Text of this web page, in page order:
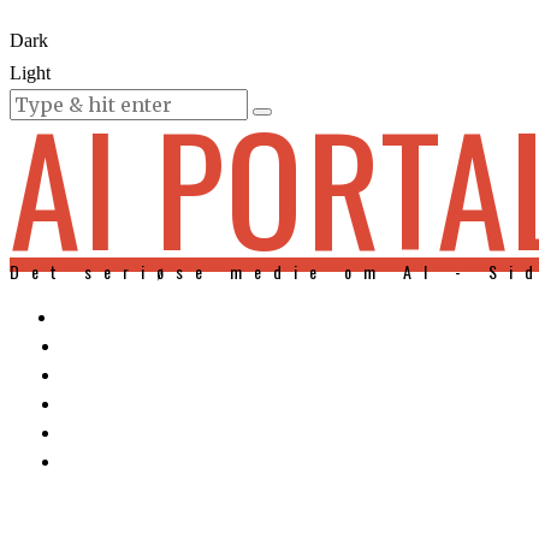
Dark
Light
KURSER
AI
Det seriøse medie om AI -